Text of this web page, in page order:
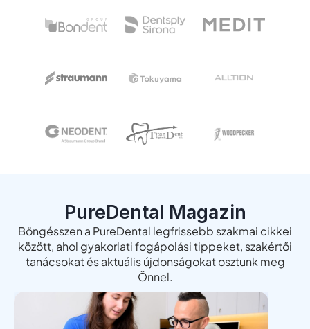
PureDental Magazin
Böngésszen a PureDental legfrissebb szakmai cikkei
között, ahol gyakorlati fogápolási tippeket, szakértői
tanácsokat és aktuális újdonságokat osztunk meg
Önnel.